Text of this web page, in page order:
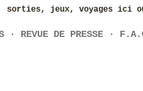
sorties, jeux, voyages ici
REVUE DE PRESSE